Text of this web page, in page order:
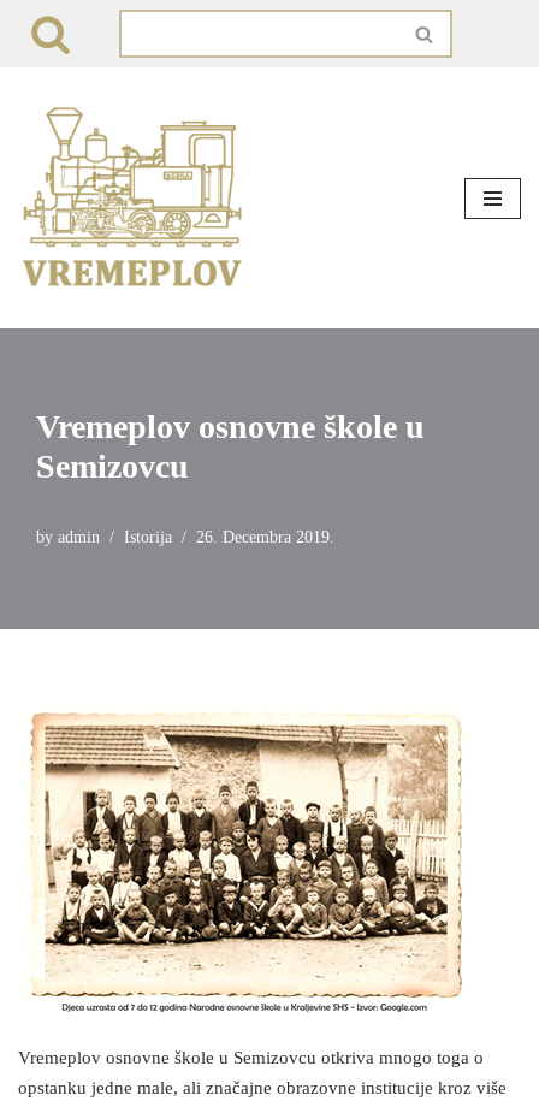
content
Vremeplov osnovne škole u
Semizovcu
by admin Istorija 26. Decembra 2019.
Vremeplov osnovne škole u Semizovcu otkriva mnogo toga o
opstanku jedne male, ali značajne obrazovne institucije kroz više